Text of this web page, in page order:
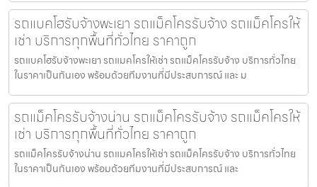
รถแบคโฮรับจ้างพะเยา รถแม็คโครรับจ้าง รถแม็คโครให้
เช่า บริการทุกพื้นที่ทั่วไทย ราคาถูก
รถแบคโฮรับจ้างพะเยา รถแมคโครให้เช่า รถแม็คโครรับจ้าง บริการทั่วไทย
ในราคาเป็นกันเอง พร้อมด้วยทีมงานที่มีประสบการณ์ และ ม
รถแม็คโครรับจ้างน่าน รถแม็คโครรับจ้าง รถแม็คโครให้
เช่า บริการทุกพื้นที่ทั่วไทย ราคาถูก
รถแม็คโครรับจ้างน่าน รถแมคโครให้เช่า รถแม็คโครรับจ้าง บริการทั่วไทย
ในราคาเป็นกันเอง พร้อมด้วยทีมงานที่มีประสบการณ์ และ